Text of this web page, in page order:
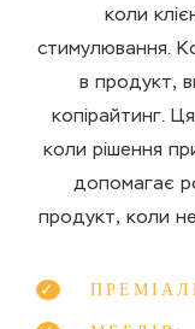
коли
стимулювання.
в продукт,
копірайтинг.
коли рішення
допомагає
продукт, коли